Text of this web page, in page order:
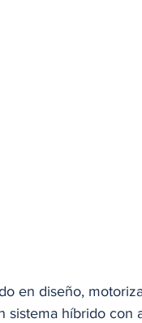
en diseño,
híbrido con